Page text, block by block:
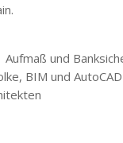
und
BIM und